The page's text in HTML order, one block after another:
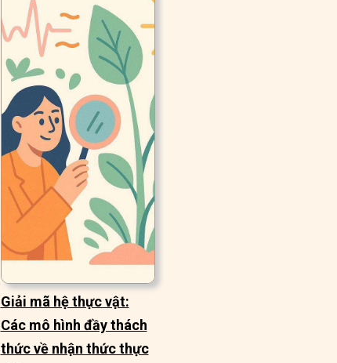
Giải mã hệ thực vật:
Các mô hình đầy thách
thức về nhận thức thực